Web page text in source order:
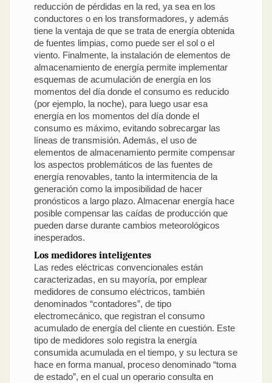
reducción de pérdidas en la red, ya sea en los
conductores o en los transformadores, y además
tiene la ventaja de que se trata de energía obtenida
de fuentes limpias, como puede ser el sol o el
viento. Finalmente, la instalación de elementos de
almacenamiento de energía permite implementar
esquemas de acumulación de energía en los
momentos del día donde el consumo es reducido
(por ejemplo, la noche), para luego usar esa
energía en los momentos del día donde el
consumo es máximo, evitando sobrecargar las
líneas de transmisión. Además, el uso de
elementos de almacenamiento permite compensar
los aspectos problemáticos de las fuentes de
energía renovables, tanto la intermitencia de la
generación como la imposibilidad de hacer
pronósticos a largo plazo. Almacenar energía hace
posible compensar las caídas de producción que
pueden darse durante cambios meteorológicos
inesperados.
Los medidores inteligentes
Las redes eléctricas convencionales están
caracterizadas, en su mayoría, por emplear
medidores de consumo eléctricos, también
denominados “contadores”, de tipo
electromecánico, que registran el consumo
acumulado de energía del cliente en cuestión. Este
tipo de medidores solo registra la energía
consumida acumulada en el tiempo, y su lectura se
hace en forma manual, proceso denominado “toma
de estado”, en el cual un operario consulta en